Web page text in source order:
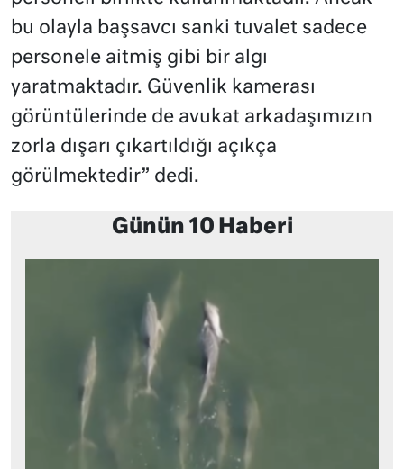
bu olayla başsavcı sanki tuvalet sadece
personele aitmiş gibi bir algı
yaratmaktadır. Güvenlik kamerası
görüntülerinde de avukat arkadaşımızın
zorla dışarı çıkartıldığı açıkça
görülmektedir” dedi.
Günün 10 Haberi